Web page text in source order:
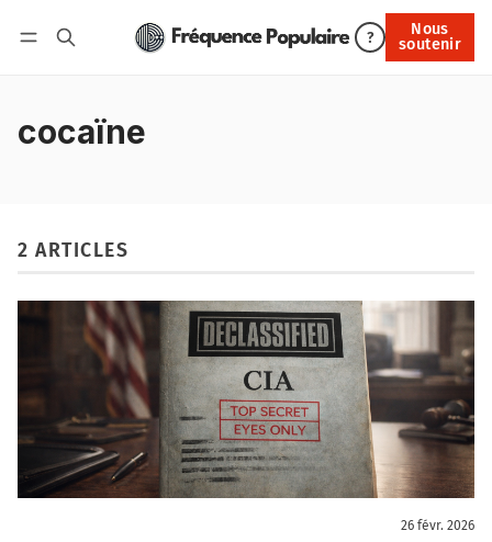
?
Nous
soutenir
Nous soutenir
cocaïne
2 ARTICLES
26 févr. 2026